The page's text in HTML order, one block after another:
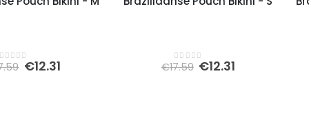
out of 5Oorspronkelijke
€12.31Huidige 0out of 5
€17.59 Oorspronkelijke
€12.31Huidige